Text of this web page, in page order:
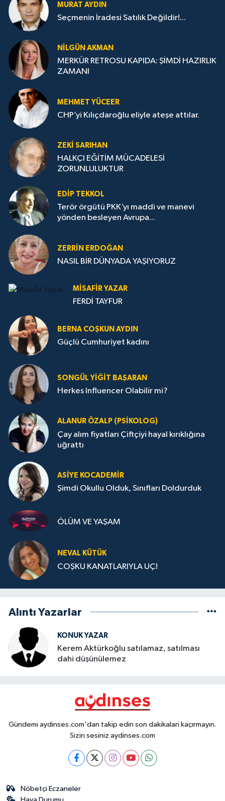
MURAT AYDIN
Seçmenin İradesi Satılık Değildir!...
NILGÜN AKMAN
MERKÜR RETROSU KAPIDA: ŞİMDİ HAZIRLIK
ZAMANI
MEHMET YÜCEER
CHP’yi Kılıçdaroğlu eliyle ateşe attılar.
ZEKI SARIHAN
HALKÇI EĞİTİM MÜCADELESİ
ZORUNLULUKTUR
EDIP TEKKOL
Terör örgütü PKK’yı maddi ve manevi
yönden besleyen Avrupa...
ZERRIN ERDOĞAN
NASIL BİR DÜNYADA YAŞIYORUZ
MISAFIR YAZAR
FERDİ TAYFUR
BERNA COŞKUN AYDIN
Güçlü Cumhuriyet kadını
SONGÜL YIĞIT BAŞARAN
Herkes Influencer Olabilir mi?
ALANUR ÖZALP (PSIKOLOG)
Çay alım fiyatları Çiftçiyi hayal kırıklığına
uğrattı
ASIYE KOCADEMİR
Şimdi Okullu Olduk, Sınıfları Doldurduk
ÖLÜM VE YAŞAM
NEVAL KÜTÜK
COŞKU KANATLARIYLA UÇ!
Alıntı Yazarlar
KONUK YAZAR
Kerem Aktürkoğlu satılamaz, satılması
dahi düşünülemez
Gündemi aydinses.com'dan takip edin son dakikalari kaçırmayın.
Sizin sesiniz aydinses.com
Nöbetçi Eczaneler